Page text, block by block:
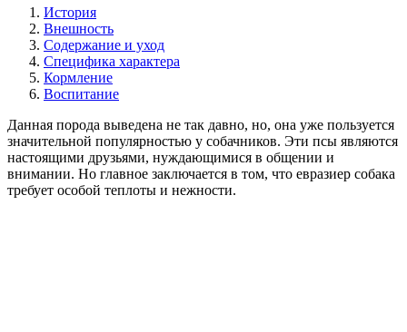
История
Внешность
Содержание и уход
Специфика характера
Кормление
Воспитание
Данная порода выведена не так давно, но, она уже пользуется
значительной популярностью у собачников. Эти псы являются
настоящими друзьями, нуждающимися в общении и
внимании. Но главное заключается в том, что евразиер собака
требует особой теплоты и нежности.